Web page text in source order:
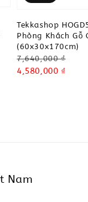
Tekkashop
Phòng Khách Gỗ
(60x30x170cm)
Regular
price
7,640,000 ₫
Sale
4,580,000 ₫
Nam